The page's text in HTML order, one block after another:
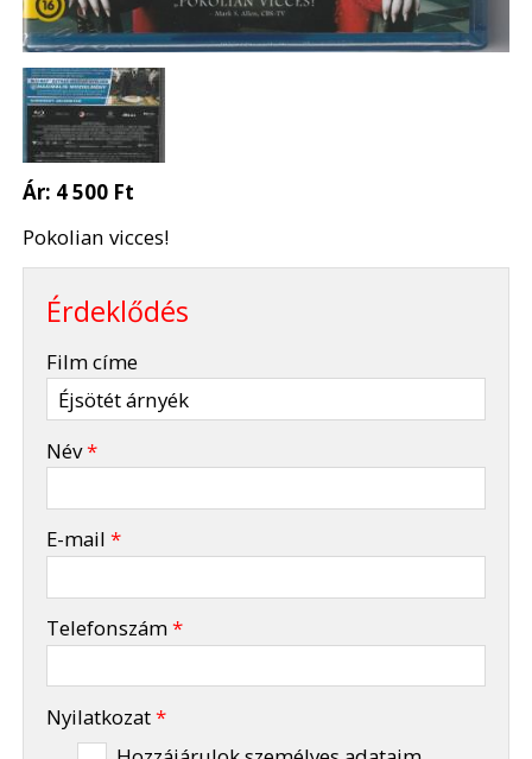
Ár: 4 500 Ft
Pokolian vicces!
Érdeklődés
Film címe
Név*
E-mail*
Telefonszám*
Nyilatkozat*